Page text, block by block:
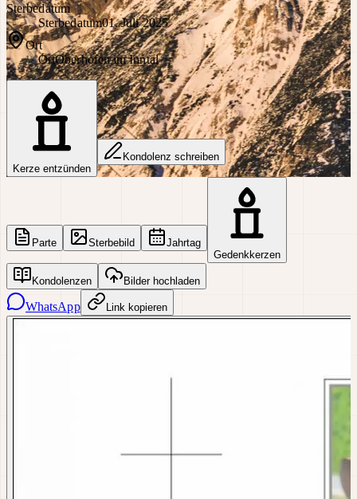
Sterbedatum
Sterbedatum01. Juli 2025
Ort
OrtOberhofen im Inntal
Kerze entzünden
Kondolenz schreiben
Parte Sterbebild
Jahrtag
Gedenkkerzen
Kondolenzen Bilder hochladen
WhatsApp Link kopieren